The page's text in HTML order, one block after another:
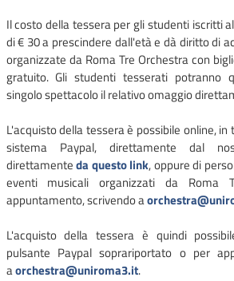
Il costo della tessera per gli studenti iscritti
di € 30 a prescindere dall'età e dà diritto di
organizzate da Roma Tre Orchestra con
gratuito. Gli studenti tesserati potranno
singolo spettacolo il relativo omaggio
L'acquisto della tessera è possibile online,
sistema Paypal, direttamente dal
direttamenteda questo link, oppure di
eventi musicali organizzati da Roma
appuntamento, scrivendo a
L'acquisto della tessera è quindi
pulsante Paypal soprariportato o per
aorchestra@uniroma3.it.